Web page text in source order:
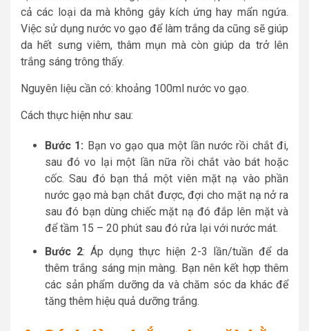
cả các loại da mà không gây kích ứng hay mẩn ngứa.
Việc sử dụng nước vo gạo để làm trắng da cũng sẽ giúp
da hết sưng viêm, thâm mụn mà còn giúp da trở lên
trắng sáng trông thấy.
Nguyên liệu cần có: khoảng 100ml nước vo gạo.
Cách thực hiện như sau:
Bước 1: Bạn vo gạo qua một lần nước rồi chắt đi,
sau đó vo lại một lần nữa rồi chắt vào bát hoặc
cốc. Sau đó bạn thả một viên mặt nạ vào phần
nước gạo mà bạn chắt được, đợi cho mặt nạ nở ra
sau đó bạn dùng chiếc mặt nạ đó đắp lên mặt và
để tầm 15 – 20 phút sau đó rửa lại với nước mát.
Bước 2: Áp dụng thực hiện 2-3 lần/tuần để da
thêm trắng sáng mịn màng. Bạn nên kết hợp thêm
các sản phẩm dưỡng da và chăm sóc da khác để
tăng thêm hiệu quả dưỡng trắng.